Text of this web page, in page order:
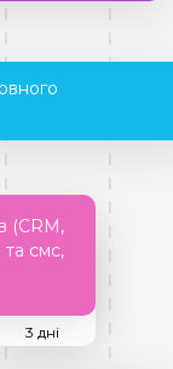
3 дні
(CRM,
та смс,